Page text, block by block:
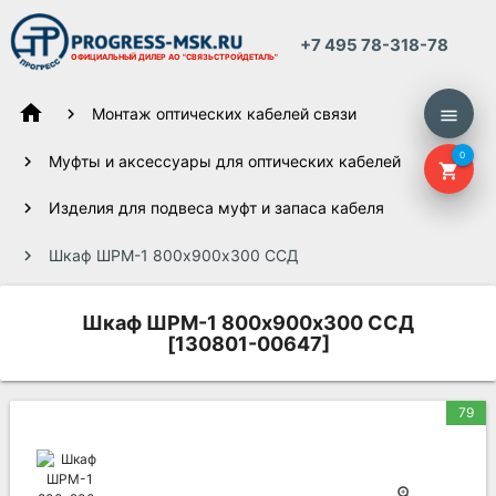
ОФИЦИАЛЬНЫЙ ДИЛЕР АО "СВЯЗЬСТРОЙДЕТАЛЬ"
+7 495 78-318-78
menu
shopping_cart
0
home Монтаж оптических кабелей связи
Муфты и аксессуары для оптических кабелей
Изделия для подвеса муфт и запаса кабеля
Шкаф ШРМ-1 800х900х300 ССД
Шкаф ШРМ-1 800х900х300 ССД
[130801-00647]
79